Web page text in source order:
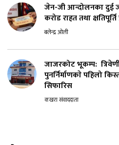
जेन-जी आन्दोलनका दुई
करोड राहत तथा क्षतिपूर्ति
बलेन्द्र ओली
जाजरकोट भूकम्प:
पुनर्निर्माणकाे पहिलो
सिफारिस
कखरा संवाददाता